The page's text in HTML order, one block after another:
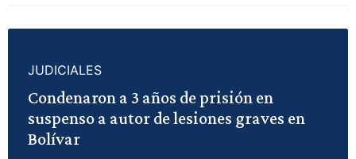
JUDICIALES
Condenaron a 3 años de prisión en
suspenso a autor de lesiones graves en
Bolívar